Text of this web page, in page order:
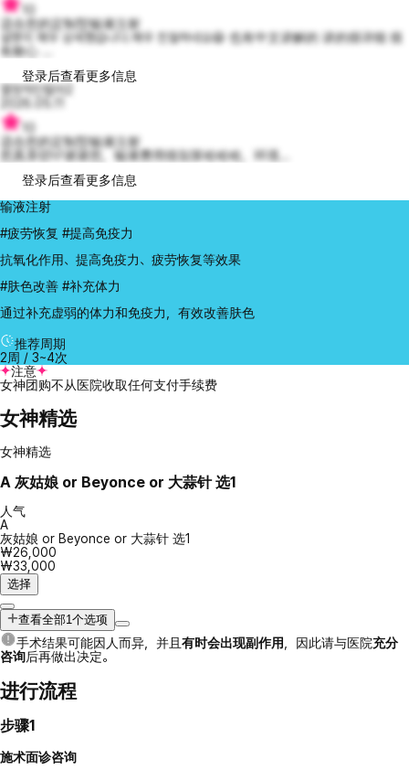
适合您的定制型输液注射
설명이 매우 상세했습니다.매우 친절하네요😆 也有中文讲解的 讲的很详细 很
有耐心 ...
登录后查看更多信息
열정적인랄라2
适合您的定制型输液注射
您真亲切🩷谢谢您，输液费用很划算哈哈哈，环境...
登录后查看更多信息
输液注射
#疲劳恢复 #提高免疫力
抗氧化作用、提高免疫力、疲劳恢复等效果
#肤色改善 #补充体力
通过补充虚弱的体力和免疫力，有效改善肤色
推荐周期
2周 / 3~4次
注意
女神团购不从医院收取任何支付手续费
女神精选
女神精选
A 灰姑娘 or Beyonce or 大蒜针 选1
人气
A
灰姑娘 or Beyonce or 大蒜针 选1
₩26,000
₩33,000
选择
查看全部1个选项
手术结果可能因人而异，并且 有时会出现副作用，因此请与医院充分
咨询后再做出决定。
进行流程
步骤1
施术面诊咨询